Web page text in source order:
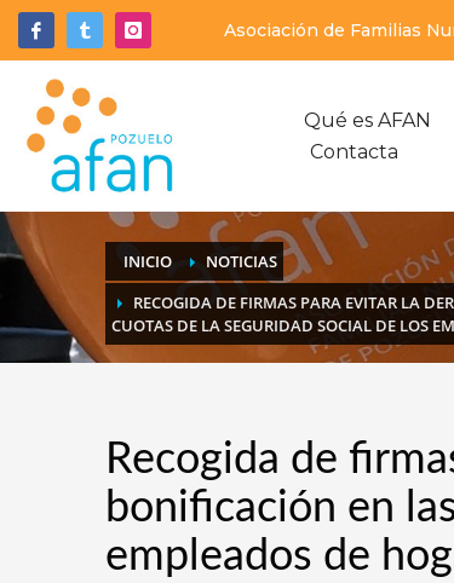
Asociación de Familias
Qué es AFAN
Contacta
INICIO
NOTICIAS
RECOGIDA DE FIRMAS PARA EVITAR LA
CUOTAS DE LA SEGURIDAD SOCIAL DE LOS
Recogida de
bonificación en
empleados de